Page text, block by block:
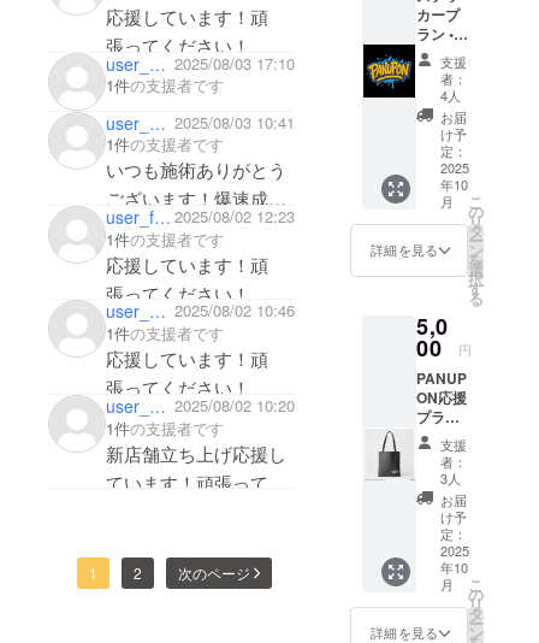
応援しています！頑
張ってください！
user_2d616e064674 2025/08/03 17:10
1件の支援者です
user_920cc3e02424 2025/08/03 10:41
1件の支援者です
いつも施術ありがとう
ございます！爆速成長
期待してます！頑張っ
user_f8a95c3ff944 2025/08/02 12:23
1件の支援者です
応援しています！頑
張ってください！
いつも楽しくさせてい
ただいてます、少しで
すが
user_867972fea964 2025/08/02 10:46
1件の支援者です
応援しています！頑
張ってください！
user_6a9f13536be4 2025/08/02 10:20
1件の支援者です
新店舗立ち上げ応援し
ています！頑張ってく
1 2 次のページ
PANUPONを
オープン
し、「誰も
が通いやす
い、居心地
のいい美容
室」を目指
して日々お
客様と向き
合ってい
こだわり
は、価格や
立地にとら
われず、幅
広い層の人
が通いやす
いお店であ
学生から社
会人まで、
年齢や性別
のお気
持ちリ
ターン
内容は
一緒に
なりま
す。)
カープ
ラン •
オリジ
ナルス
テッ
カー
（PAN
UPON
限定デ
ザイン
10.16c
m x
10.16c
m シー
ト）1枚
メッ
セージ
(メール)
支援
者：
4人
お届
け予
定：
2025
年10
月
詳細を見る
こ
の
リ
タ
ー
ン
を
選
択
す
る
5,0
00 円
PANUP
ON応援
プラン
・オリ
ジナル
デザイ
ントー
トバッ
グ サ
イズ:
40.64c
m x
40.64c
m、ス
支援
者：
3人
お届
け予
定：
2025
年10
月
詳細を見る
こ
の
リ
タ
ー
ン